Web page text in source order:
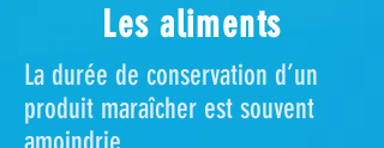
Les aliments
La durée de conservation d’un
produit maraîcher est souvent